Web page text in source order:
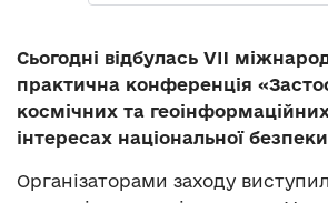
Сьогодні відбулась VII
практична конференція
космічних та
інтересах національної
Організаторами заходу